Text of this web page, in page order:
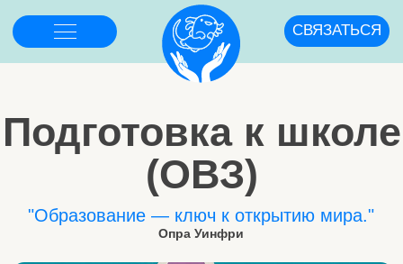
СВЯЗАТЬСЯ
"Образование — ключ к открытию мира."
Опра Уинфри
Подготовка к школе
(ОВЗ)